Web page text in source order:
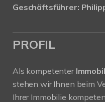
Geschäftsführer:
PROFIL
Als kompetenter
stehen wir Ihnen beim
Ihrer Immobilie